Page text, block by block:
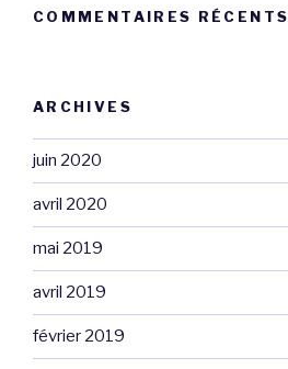
COMMENTAIRES RÉCENTS
ARCHIVES
juin 2020
avril 2020
mai 2019
avril 2019
février 2019